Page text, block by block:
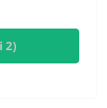
2)